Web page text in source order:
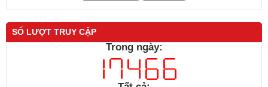
SỐ LƯỢT TRUY CẬP
Trong ngày: